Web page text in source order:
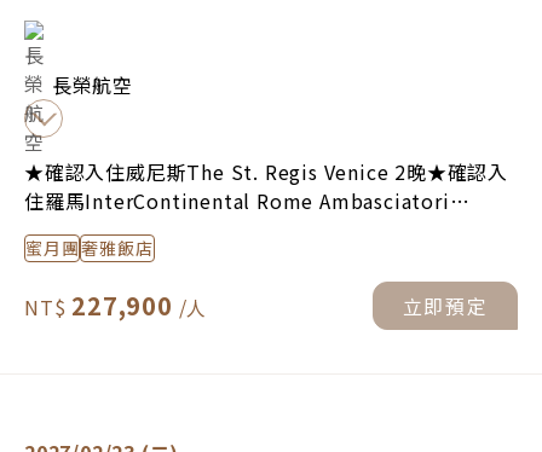
長榮航空
★確認入住威尼斯The St. Regis Venice 2晚★確認入
住羅馬InterContinental Rome Ambasciatori
Palace 2晚 /★冬季蜜月團享
場飯店加價優惠】(請看專案頁面)
蜜月團奢雅飯店
227,900 立即預定